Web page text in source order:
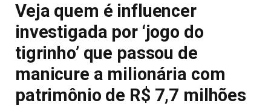
Veja quem é influencer
investigada por ‘jogo do
tigrinho’ que passou de
manicure a milionária com
patrimônio de R$ 7,7 milhões